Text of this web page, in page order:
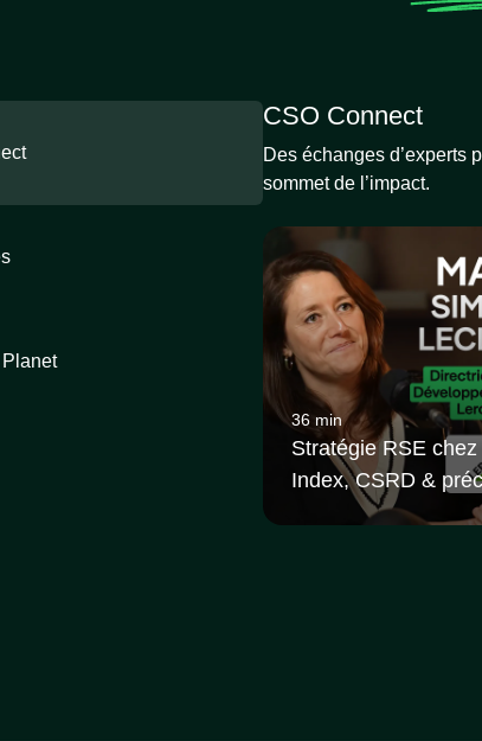
CSO Connect
Des échanges d’experts
sommet de l’impact.
36 min
Stratégie RSE
Index, CSRD &